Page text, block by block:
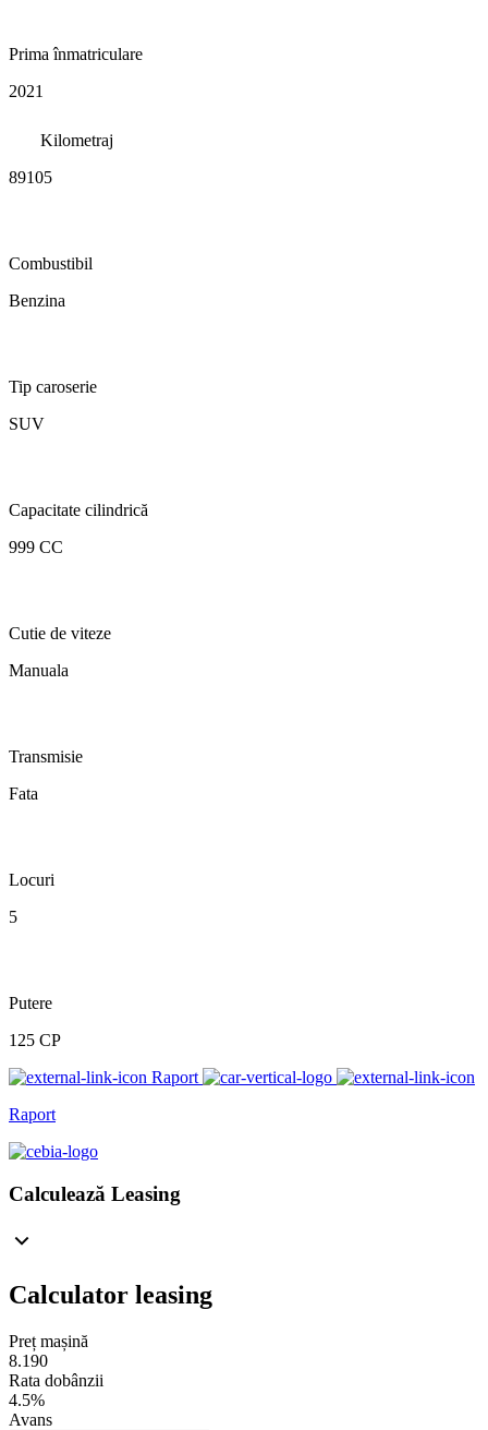
Prima înmatriculare
2021
Kilometraj
89105
Combustibil
Benzina
Tip caroserie
SUV
Capacitate cilindrică
999 CC
Cutie de viteze
Manuala
Transmisie
Fata
Locuri
5
Putere
125 CP
Raport
Raport
Calculează Leasing
Calculator leasing
Preț mașină
8.190
Rata dobânzii
4.5%
Avans